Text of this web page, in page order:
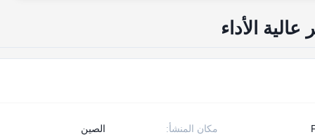
الأداء
مكان المنشأ: الصين